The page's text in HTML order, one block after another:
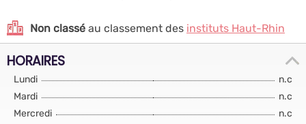
Non classé au classement des instituts Haut-Rhin
HORAIRES
Lundi
n.c
Mardi
n.c
Mercredi
n.c